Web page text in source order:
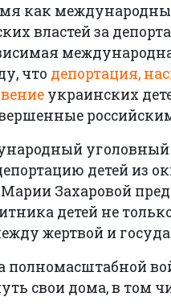
как
властей за
что депортация,
украинских
детей из
Захаровой
детей не
жертвой и
полномасштабной
свои дома, в том